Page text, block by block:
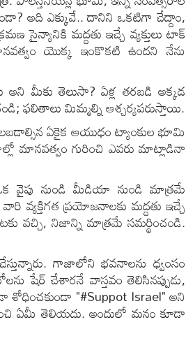
అది ఎక్కువే.. దానిని ఒకటిగా చేద్దాం,
సైన్యానికి మద్దతు ఇచ్చే వ్యక్తులు టాక్
యొక్క ఇంకొకటి ఉందని నేను
అని మీకు తెలుసా? ఏళ్ల తరబడి అక్కడ
ఫలితాలు మిమ్మల్ని ఆశ్చర్యపరుస్తాయి.
ఏకైక ఆయుధం ట్యాంకుల భూమి
మానవత్వం గురించి ఎవరు మాట్లాడినా
వైపు నుండి మీడియా నుండి మాత్రమే
వ్యక్తిగత ప్రయోజనాలకు మద్దతు ఇచ్చే
వచ్చి, నిజాన్ని మాత్రమే సమర్థించండి.
గాజాలోని భవనాలను ధ్వంసం
షేర్ చేశారనే వాస్తవం తెలిసినప్పుడు,
"#Suppot Israel" అని
ఏమీ తెలియదు. అందులో మనం కూడా